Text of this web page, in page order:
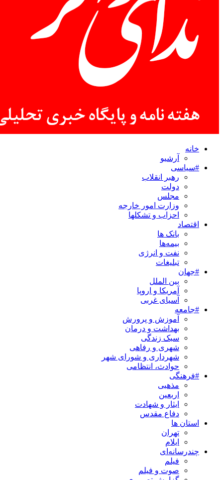
خانه
آرشیو
#سیاسی
رهبر انقلاب
دولت
مجلس
وزارت امور خارجه
احزاب و تشکلها
اقتصاد
بانک ها
بیمه‌ها
نفت و انرژی
تبلیغات
#جهان
بین الملل
آمریکا و اروپا
آسیای غربی
#جامعه
آموزش و پرورش
بهداشت و درمان
سبک زندگی
شهری و رفاهی
شهرداری و شورای شهر
حوادث، انتظامی
#فرهنگی
مذهبی
اربعین
ایثار و شهادت
دفاع مقدس
استان ها
تهران
ایلام
چندرسانه‌ای
فیلم
صوت و فیلم